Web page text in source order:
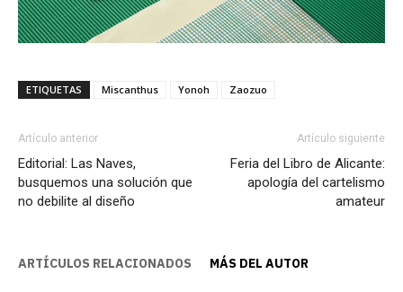
ETIQUETAS Miscanthus Yonoh Zaozuo
Artículo anterior
Editorial: Las Naves,
busquemos una solución que
no debilite al diseño
Artículo siguiente
Feria del Libro de Alicante:
apología del cartelismo
amateur
ARTÍCULOS RELACIONADOS MÁS DEL AUTOR